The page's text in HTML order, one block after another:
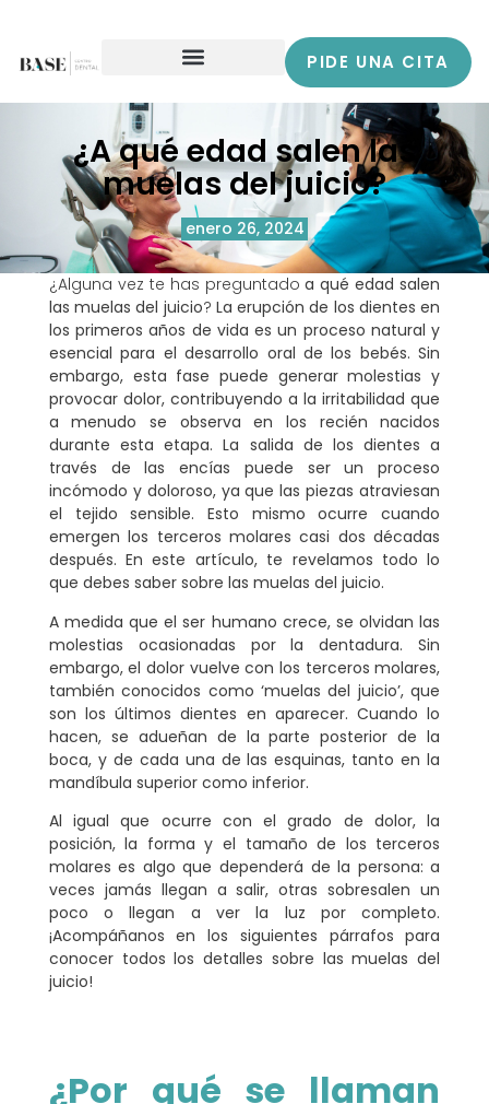
PIDE UNA CITA
¿A qué edad salen las
muelas del juicio?
enero 26, 2024
¿Alguna vez te has preguntado a qué edad salen
las muelas del juicio? La erupción de los dientes en
los primeros años de vida es un proceso natural y
esencial para el desarrollo oral de los bebés. Sin
embargo, esta fase puede generar molestias y
provocar dolor, contribuyendo a la irritabilidad que
a menudo se observa en los recién nacidos
durante esta etapa. La salida de los dientes a
través de las encías puede ser un proceso
incómodo y doloroso, ya que las piezas atraviesan
el tejido sensible. Esto mismo ocurre cuando
emergen los terceros molares casi dos décadas
después. En este artículo, te revelamos todo lo
que debes saber sobre las muelas del juicio.
A medida que el ser humano crece, se olvidan las
molestias ocasionadas por la dentadura. Sin
embargo, el dolor vuelve con los terceros molares,
también conocidos como ‘muelas del juicio’, que
son los últimos dientes en aparecer. Cuando lo
hacen, se adueñan de la parte posterior de la
boca, y de cada una de las esquinas, tanto en la
mandíbula superior como inferior.
Al igual que ocurre con el grado de dolor, la
posición, la forma y el tamaño de los terceros
molares es algo que dependerá de la persona: a
veces jamás llegan a salir, otras sobresalen un
poco o llegan a ver la luz por completo.
¡Acompáñanos en los siguientes párrafos para
conocer todos los detalles sobre las muelas del
juicio!
¿Por qué se llaman